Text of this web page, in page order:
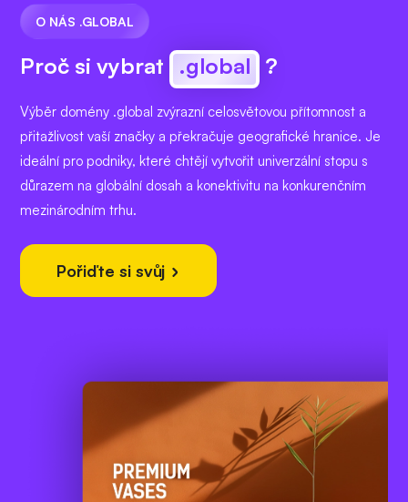
O NÁS .GLOBAL
Proč si vybrat .global ?
Výběr domény .global zvýrazní celosvětovou přítomnost a
přitažlivost vaší značky a překračuje geografické hranice. Je
ideální pro podniky, které chtějí vytvořit univerzální stopu s
důrazem na globální dosah a konektivitu na konkurenčním
mezinárodním trhu.
Pořiďte si svůj